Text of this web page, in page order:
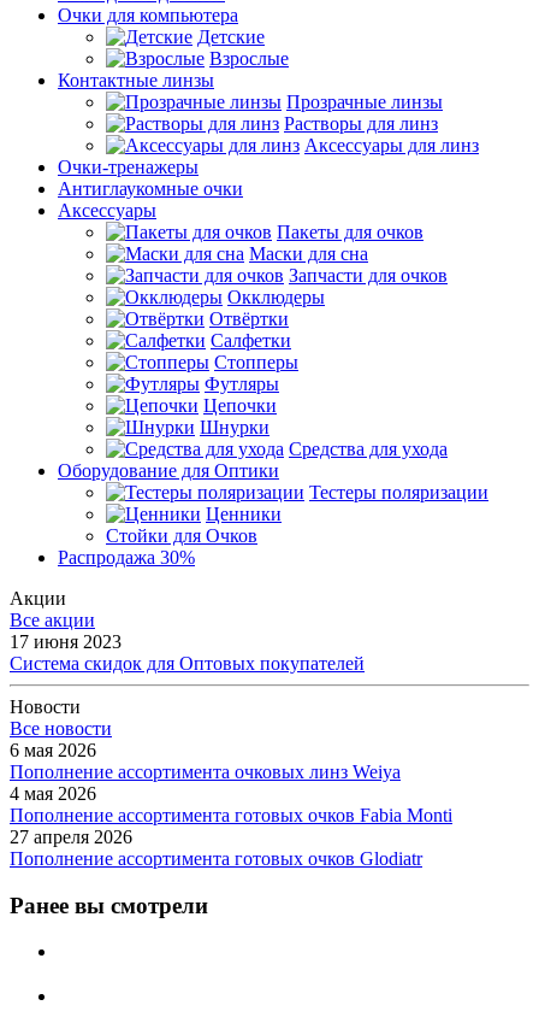
Очки для компьютера
Детские
Взрослые
Контактные линзы
Прозрачные линзы
Растворы для линз
Аксессуары для линз
Очки-тренажеры
Антиглаукомные очки
Аксессуары
Пакеты для очков
Маски для сна
Запчасти для очков
Окклюдеры
Отвёртки
Салфетки
Стопперы
Футляры
Цепочки
Шнурки
Средства для ухода
Оборудование для Оптики
Тестеры поляризации
Ценники
Стойки для Очков
Распродажа 30%
Акции
Все акции
17 июня 2023
Система скидок для Оптовых покупателей
Новости
Все новости
6 мая 2026
Пополнение ассортимента очковых линз Weiya
4 мая 2026
Пополнение ассортимента готовых очков Fabia Monti
27 апреля 2026
Пополнение ассортимента готовых очков Glodiatr
Ранее вы смотрели